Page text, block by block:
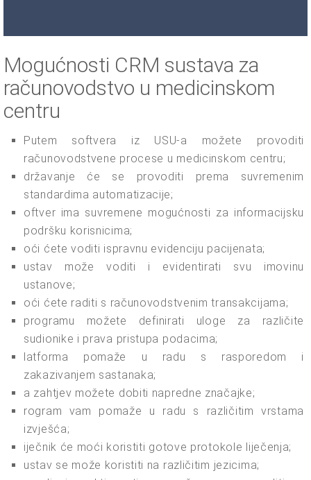
Mogućnosti CRM sustava za
računovodstvo u medicinskom
centru
Putem softvera iz USU-a možete provoditi
računovodstvene procese u medicinskom centru;
državanje će se provoditi prema suvremenim
standardima automatizacije;
oftver ima suvremene mogućnosti za informacijsku
podršku korisnicima;
oći ćete voditi ispravnu evidenciju pacijenata;
ustav može voditi i evidentirati svu imovinu
ustanove;
oći ćete raditi s računovodstvenim transakcijama;
programu možete definirati uloge za različite
sudionike i prava pristupa podacima;
latforma pomaže u radu s rasporedom i
zakazivanjem sastanaka;
a zahtjev možete dobiti napredne značajke;
rogram vam pomaže u radu s različitim vrstama
izvješća;
iječnik će moći koristiti gotove protokole liječenja;
ustav se može koristiti na različitim jezicima;